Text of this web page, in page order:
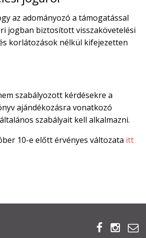
az adományozó a támogatással
jogban biztosított visszakövetelési
korlátozások nélkül kifejezetten
szabályozott kérdésekre a
ajándékozásra vonatkozó
szabályait kell alkalmazni.
10-e előtt érvényes változata itt
  